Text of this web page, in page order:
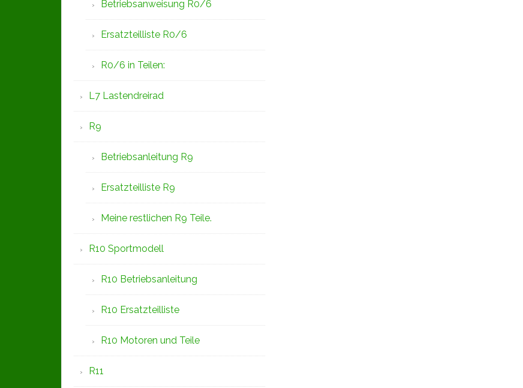
Betriebsanweisung R0/6
Ersatzteilliste R0/6
R0/6 in Teilen:
L7 Lastendreirad
R9
Betriebsanleitung R9
Ersatzteilliste R9
Meine restlichen R9 Teile.
R10 Sportmodell
R10 Betriebsanleitung
R10 Ersatzteilliste
R10 Motoren und Teile
R11